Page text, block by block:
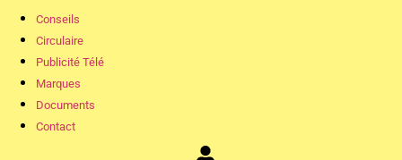
Conseils
Circulaire
Publicité Télé
Marques
Documents
Contact